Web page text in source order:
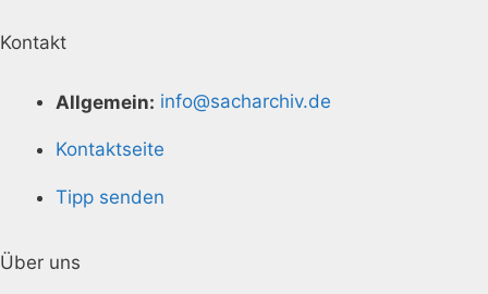
Kontakt
Allgemein: info@sacharchiv.de
Kontaktseite
Tipp senden
Über uns